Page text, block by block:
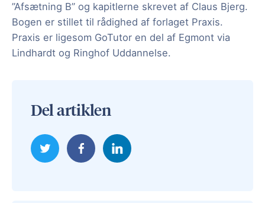
”Afsætning B” og kapitlerne skrevet af Claus Bjerg.
Bogen er stillet til rådighed af forlaget Praxis.
Praxis er ligesom GoTutor en del af Egmont via
Lindhardt og Ringhof Uddannelse.
Del artiklen